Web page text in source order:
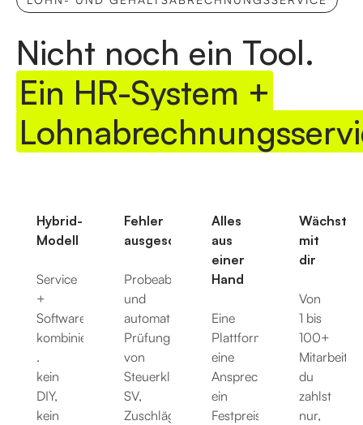
Nicht noch ein Tool.
Ein HR-System +
Hybrid-
Modell
Service
+
Software
kombiniert
.
kein
DIY,
kein
Fehler
ausgeschlossen
Probeabrechnung
und
automatischer
Prüfung
von
Steuerklasse,
SV,
Zuschlägen.
Alles
aus
einer
Hand
Eine
Plattform,
eine
Ansprechpartnerin,
ein
Festpreis.
Wächst
mit
dir
Von
1 bis
100+
du
zahlst
nur,